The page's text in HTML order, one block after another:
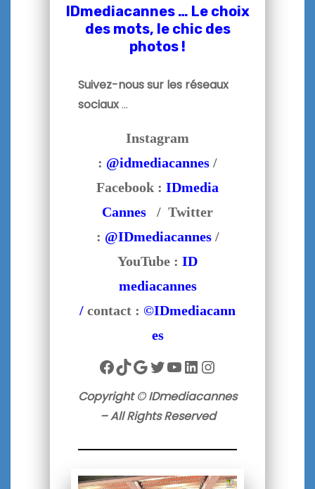
IDmediacannes … Le choix
des mots, le chic des
photos !
Suivez-nous sur les réseaux
sociaux…
Instagram
: @idmediacannes /
Facebook : IDmedia
Cannes / Twitter
: @IDmediacannes/
YouTube : ID
mediacannes
/ contact : ©IDmediacann
es
Facebook
TikTok
Google
Twitter
YouTube
LinkedIn
Instagram
Copyright © IDmediacannes
– All Rights Reserved